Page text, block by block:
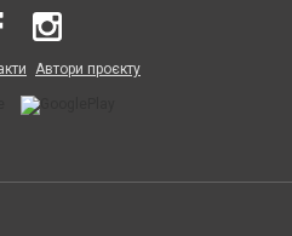
Автори проєкту